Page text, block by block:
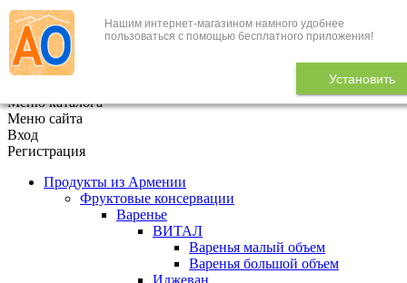
Нашим интернет-магазином намного удобнее
пользоваться с помощью бесплатного приложения!
Установить
+7 (495) 646-888-1
В корзине 0
Меню каталога
Меню сайта
Вход
Регистрация
Продукты из Армении
Фруктовые консервации
Варенье
ВИТАЛ
Варенья малый объем
Варенья большой объем
Иджеван